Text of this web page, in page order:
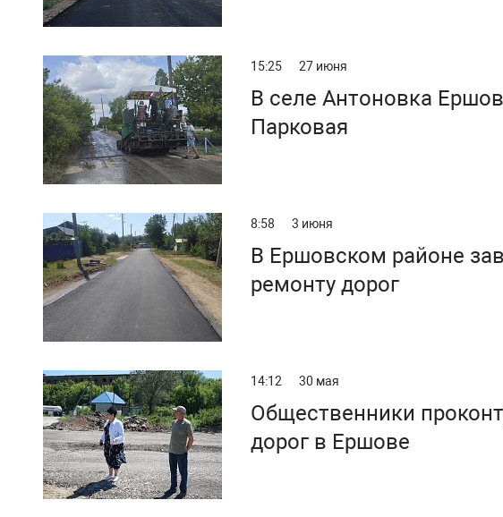
15:25 27 июня
В селе Антоновка
Парковая
8:58 3 июня
В Ершовском районе
ремонту дорог
14:12 30 мая
Общественники
дорог в Ершове